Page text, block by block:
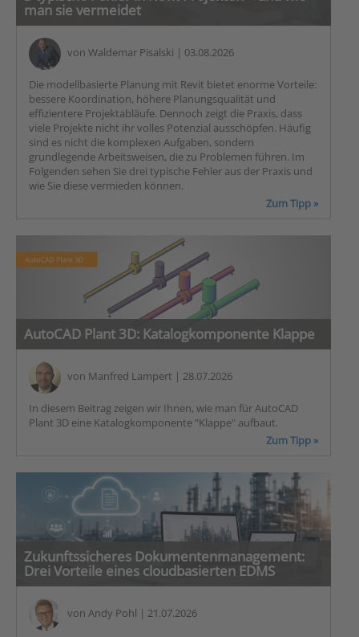
man sie vermeidet
von Waldemar Pisalski | 03.08.2026
Die modellbasierte Planung mit Revit bietet enorme Vorteile:
bessere Koordination, höhere Planungsqualität und
effizientere Projektabläufe. Dennoch zeigt die Praxis, dass
viele Projekte nicht ihr volles Potenzial ausschöpfen. Häufig
sind es nicht die komplexen Aufgaben, sondern
grundlegende Arbeitsweisen, die zu Problemen führen. Im
Folgenden sehen Sie drei typische Fehler aus der Praxis und
wie Sie diese vermieden können.
Zum Tipp »
AutoCAD Plant 3D: Katalogkomponente Klappe
von Manfred Lampert | 28.07.2026
In diesem Beitrag zeigen wir Ihnen, wie man für AutoCAD
Plant 3D eine Katalogkomponente "Klappe" aufbaut.
Zum Tipp »
Zukunftssicheres Dokumentenmanagement:
Drei Vorteile eines cloudbasierten EDMS
von Andy Pohl | 21.07.2026